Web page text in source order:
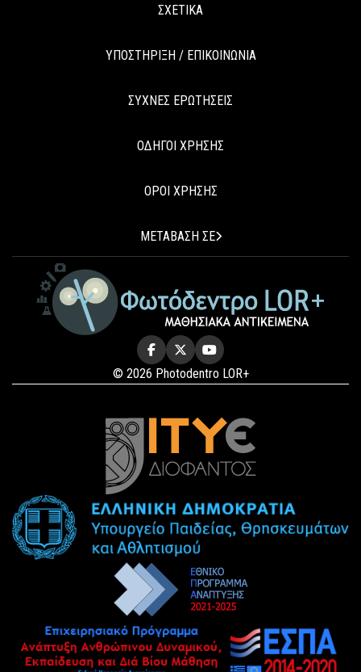
ΣΧΕΤΙΚΑ
ΥΠΟΣΤΗΡΙΞΗ / ΕΠΙΚΟΙΝΩΝΙΑ
ΣΥΧΝΕΣ ΕΡΩΤΗΣΕΙΣ
ΟΔΗΓΟΙ ΧΡΗΣΗΣ
ΟΡΟΙ ΧΡΗΣΗΣ
ΜΕΤΑΒΑΣΗ ΣΕ
© 2026 Photodentro LOR+